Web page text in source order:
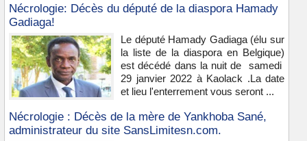
Nécrologie: Décès du député de la diaspora Hamady
Gadiaga!
Le député Hamady Gadiaga (élu sur
la liste de la diaspora en Belgique)
est décédé dans la nuit de samedi
29 janvier 2022 à Kaolack .La date
et lieu l'enterrement vous seront ...
Nécrologie : Décès de la mère de Yankhoba Sané,
administrateur du site SansLimitesn.com.